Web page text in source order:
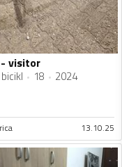
- visitor
18 2024
13.10.25